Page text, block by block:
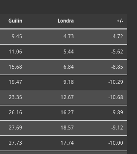
Guilin Londra +/-
9.45 4.73 -4.72
11.06 5.44 -5.62
15.68 6.84 -8.85
19.47 9.18 -10.29
23.35 12.67 -10.68
26.16 16.27 -9.89
27.69 18.57 -9.12
27.73 17.74 -10.00